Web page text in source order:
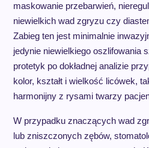
maskowanie przebarwień,
niewielkich wad zgryzu czy
Zabieg ten jest minimalnie
jedynie niewielkiego oszlifowania
protetyk po dokładnej analizie
kolor, kształt i wielkość licówek,
harmonijny z rysami twarzy
W przypadku znaczących wad
lub zniszczonych zębów,